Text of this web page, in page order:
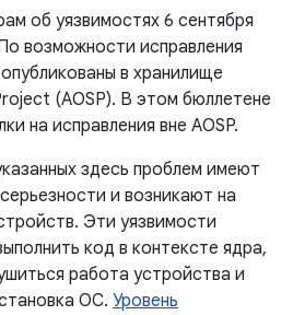
об уязвимостях 6 сентября
возможности исправления
в хранилище
(AOSP). В этом бюллетене
на исправления вне AOSP.
здесь проблем имеют
и возникают на
Эти уязвимости
код в контексте ядра,
работа устройства и
ОС. Уровень